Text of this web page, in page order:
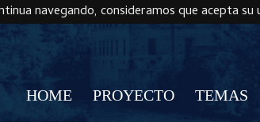
navegando, consideramos que acepta su
HOME PROYECTO TEMAS